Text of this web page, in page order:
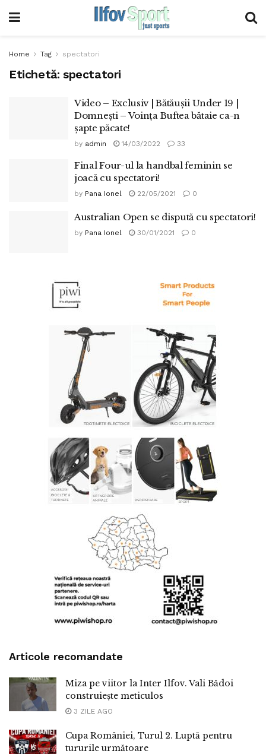
Home Tag spectatori
Etichetă: spectatori
Video – Exclusiv | Bătăușii Under 19 |
Domnești – Voința Buftea bătaie ca-n
șapte păcate!
by admin 14/03/2022 33
Final Four-ul la handbal feminin se
joacă cu spectatori!
by Pana Ionel 22/05/2021 0
Australian Open se dispută cu spectatori!
by Pana Ionel 30/01/2021 0
Articole recomandate
Miza pe viitor la Inter Ilfov. Vali Bădoi
construiește meticulos
3 ZILE AGO
Cupa României, Turul 2. Luptă pentru
tururile următoare